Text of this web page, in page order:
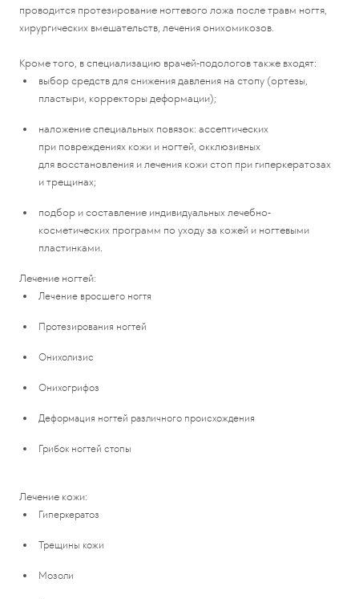
проводится протезирование ногтевого ложа после травм ногтя,
хирургических вмешательств, лечения онихомикозов.
Кроме того, в специализацию врачей-подологов также входят:
выбор средств для снижения давления на стопу (ортезы,
пластыри, корректоры деформации);
наложение специальных повязок: ассептических
при повреждениях кожи и ногтей, окклюзивных
для восстановления и лечения кожи стоп при гиперкератозах
и трещинах;
подбор и составление индивидуальных лечебно-
косметических программ по уходу за кожей и ногтевыми
пластинками.
Лечение ногтей:
Лечение вросшего ногтя
Протезирования ногтей
Онихолизис
Онихогрифоз
Деформация ногтей различного происхождения
Грибок ногтей стопы
Лечение кожи:
Гиперкератоз
Трещины кожи
Мозоли